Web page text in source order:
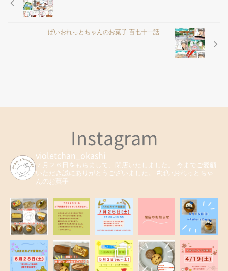
ばいおれっとちゃんのお菓子 百七十一話
Instagram
violetchan_okashi
７月２６日をもちまして、閉店いたしました。
今までご愛顧
いただき誠にありがとうございました。
#ばいおれっとちゃ
んのお菓子